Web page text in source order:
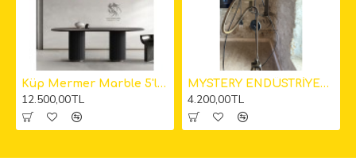
Küp Mermer Marble 5'li Sarkıt Avize 12cm
12.500,00TL
MYSTERY ENDÜSTRİYEL KAMERA LAMBADER
4.200,00TL